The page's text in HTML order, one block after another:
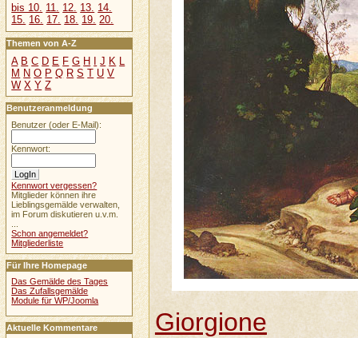
Giorgione
bis 10. 11. 12. 13. 14.
15. 16. 17. 18. 19. 20.
Themen von A-Z
A B C D E F G H I J K L
M N O P Q R S T U V
W X Y Z
Benutzeranmeldung
Benutzer (oder E-Mail):
Kennwort:
Kennwort vergessen?
Mitglieder können ihre
Lieblingsgemälde verwalten,
im Forum diskutieren u.v.m.
Schon angemeldet?
Mitgliederliste
Für Ihre Homepage
Das Gemälde des Tages
Das Zufallsgemälde
Module für WP/Joomla
Aktuelle Kommentare